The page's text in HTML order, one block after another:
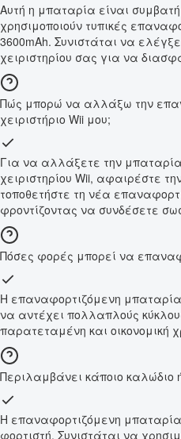
Αυτή η μπαταρία είναι
χρησιμοποιούν τυπικές
3600mAh. Συνιστάται να
χειριστηρίου σας για να
Πώς μπορώ να αλλάξω την
χειριστήριο Wii μου;
Για να αλλάξετε την
χειριστηρίου Wii, αφαιρέστε
τοποθετήστε τη νέα
φροντίζοντας να συνδέσετε
Πόσες φορές μπορεί να
Η επαναφορτιζόμενη μπαταρία
να αντέχει πολλαπλούς
παρατεταμένη και οικονομική
Περιλαμβάνει κάποιο καλώδιο
Η επαναφορτιζόμενη
φορτιστή. Συνιστάται να